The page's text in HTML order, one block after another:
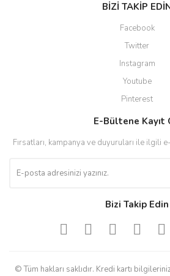
BİZİ TAKİP
Facebook
Twitter
Instagram
Youtube
Pinterest
E-Bültene Kayıt
Fırsatları, kampanya ve duyuruları ile ilgili
Bizi Takip Edin
© Tüm hakları saklıdır. Kredi kartı